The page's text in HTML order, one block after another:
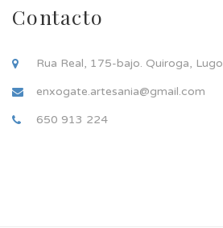
Contacto
Rua Real, 175-bajo. Quiroga, Lugo
enxogate.artesania@gmail.com
650 913 224